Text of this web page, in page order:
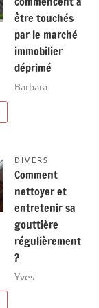
être touchés
par le marché
immobilier
déprimé
Barbara
DIVERS
Comment
nettoyer et
entretenir sa
gouttière
régulièrement
?
Yves